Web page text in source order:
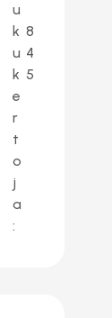
u
k
u
k
e
r
t
o
j
a
:
8
4
5